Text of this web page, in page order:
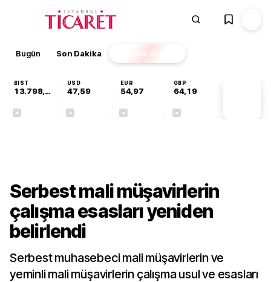
Bugün Son Dakika Finans EKSTRA
BIST
13.798,82
USD
47,59
EUR
54,97
GBP
64,19
Serbest mali müşavirlerin
çalışma esasları yeniden
belirlendi
Serbest muhasebeci mali müşavirlerin ve
yeminli mali müşavirlerin çalışma usul ve esasları